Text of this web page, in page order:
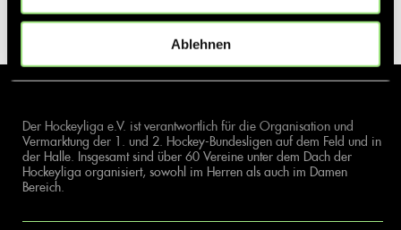
Ablehnen
Der Hockeyliga e.V. ist verantwortlich für die Organisation und
Vermarktung der 1. und 2. Hockey-Bundesligen auf dem Feld und in
der Halle. Insgesamt sind über 60 Vereine unter dem Dach der
Hockeyliga organisiert, sowohl im Herren als auch im Damen
Bereich.